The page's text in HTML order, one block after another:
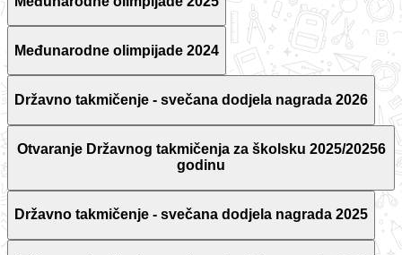
Međunarodne olimpijade 2024
Državno takmičenje - svečana dodjela nagrada 2026
Otvaranje Državnog takmičenja za školsku 2025/20256
godinu
Državno takmičenje - svečana dodjela nagrada 2025